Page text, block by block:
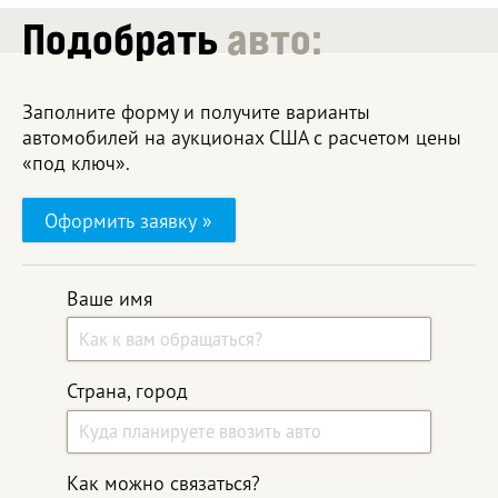
Подобратьавто:
Заполните форму и получите варианты
автомобилей на аукционах США с расчетом цены
«под ключ».
Ваше имя
Страна, город
Как можно связаться?
Оформить заявку »